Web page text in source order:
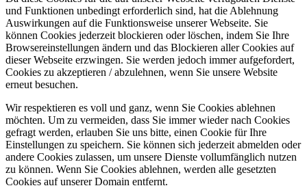
und Funktionen unbedingt erforderlich sind, hat die Ablehnung
Auswirkungen auf die Funktionsweise unserer Webseite. Sie
können Cookies jederzeit blockieren oder löschen, indem Sie Ihre
Browsereinstellungen ändern und das Blockieren aller Cookies auf
dieser Webseite erzwingen. Sie werden jedoch immer aufgefordert,
Cookies zu akzeptieren / abzulehnen, wenn Sie unsere Website
erneut besuchen.
Wir respektieren es voll und ganz, wenn Sie Cookies ablehnen
möchten. Um zu vermeiden, dass Sie immer wieder nach Cookies
gefragt werden, erlauben Sie uns bitte, einen Cookie für Ihre
Einstellungen zu speichern. Sie können sich jederzeit abmelden oder
andere Cookies zulassen, um unsere Dienste vollumfänglich nutzen
zu können. Wenn Sie Cookies ablehnen, werden alle gesetzten
Cookies auf unserer Domain entfernt.